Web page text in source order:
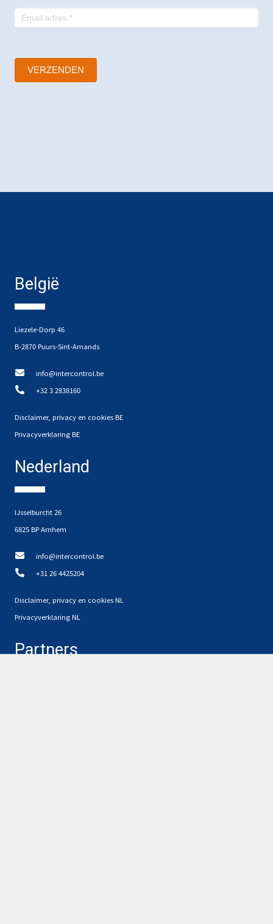
VERZENDEN
België
Liezele-Dorp 46
B-2870 Puurs-Sint-Amands
info@intercontrol.be
+32 3 2838160
Disclaimer, privacy en cookies BE
Privacyverklaring BE
Nederland
IJsselburcht 26
6825 BP Arnhem
info@intercontrol.be
+31 26 4425204
Disclaimer, privacy en cookies NL
Privacyverklaring NL
Partners